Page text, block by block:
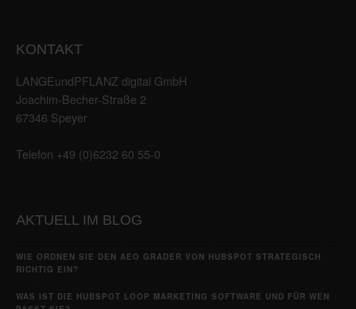
KONTAKT
LANGEundPFLANZ digital GmbH
Joachim-Becher-Straße 2
67346 Speyer
Telefon +49 (0)6232 60 55-0
AKTUELL IM BLOG
WIE ORDNEN SIE DEN AEO GRADER VON HUBSPOT STRATEGISCH
RICHTIG EIN?
WAS IST DIE HUBSPOT LOOP MARKETING SOFTWARE UND FÜR WEN